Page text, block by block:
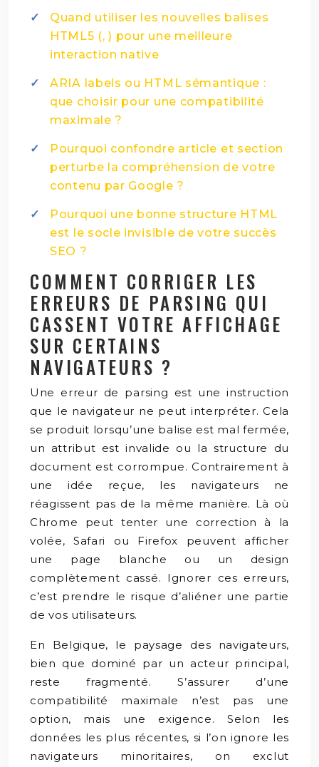
Quand utiliser les nouvelles balises
HTML5 (, ) pour une meilleure
interaction native
ARIA labels ou HTML sémantique :
que choisir pour une compatibilité
maximale ?
Pourquoi confondre article et section
perturbe la compréhension de votre
contenu par Google ?
Pourquoi une bonne structure HTML
est le socle invisible de votre succès
SEO ?
COMMENT CORRIGER LES
ERREURS DE PARSING QUI
CASSENT VOTRE AFFICHAGE
SUR CERTAINS
NAVIGATEURS ?
Une erreur de parsing est une instruction
que le navigateur ne peut interpréter. Cela
se produit lorsqu’une balise est mal fermée,
un attribut est invalide ou la structure du
document est corrompue. Contrairement à
une idée reçue, les navigateurs ne
réagissent pas de la même manière. Là où
Chrome peut tenter une correction à la
volée, Safari ou Firefox peuvent afficher
une page blanche ou un design
complètement cassé. Ignorer ces erreurs,
c’est prendre le risque d’aliéner une partie
de vos utilisateurs.
En Belgique, le paysage des navigateurs,
bien que dominé par un acteur principal,
reste fragmenté. S’assurer d’une
compatibilité maximale n’est pas une
option, mais une exigence. Selon les
données les plus récentes, si l’on ignore les
navigateurs minoritaires, on exclut